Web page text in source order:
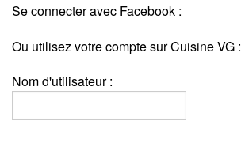
Se connecter avec Facebook :
Ou utilisez votre compte sur Cuisine VG :
Nom d'utilisateur :